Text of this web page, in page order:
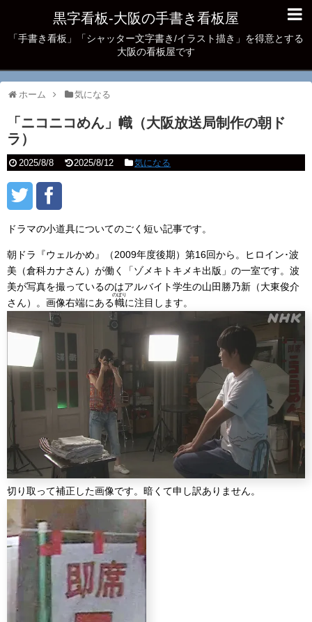
黒字看板‐大阪の手書き看板屋
「手書き看板」「シャッター文字書き/イラスト描き」を得意とする
大阪の看板屋です
ホーム 気になる
「ニコニコめん」幟（大阪放送局制作の朝ド
ラ）
2025/8/8 2025/8/12 気になる
ドラマの小道具についてのごく短い記事です。
朝ドラ『ウェルかめ』（2009年度後期）第16回から。ヒロイン･波
美（倉科カナさん）が働く「ゾメキトキメキ出版」の一室です。波
美が写真を撮っているのはアルバイト学生の山田勝乃新（大東俊介
さん）。画像右端にある幟
のぼり
に注目します。
切り取って補正した画像です。暗くて申し訳ありません。